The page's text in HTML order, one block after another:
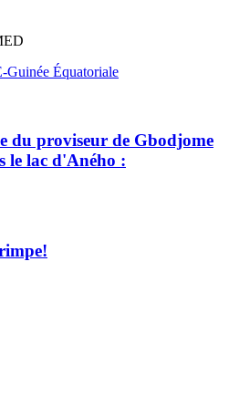
Guinée Équatoriale
du proviseur de Gbodjome
le lac d'Aného :